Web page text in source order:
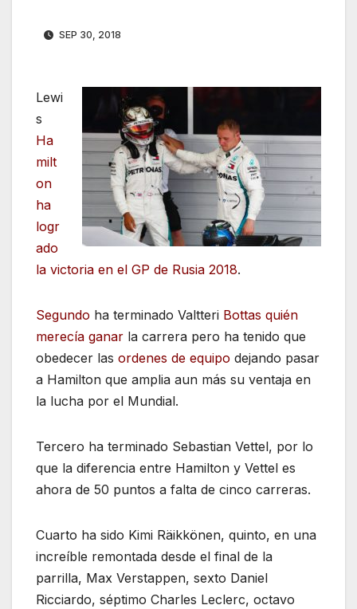
SEP 30, 2018
Lewi
s
Ha
milt
on
ha
logr
ado
la victoria en el GP de Rusia 2018.
Segundo ha terminado Valtteri Bottas quién
merecía ganar la carrera pero ha tenido que
obedecer las ordenes de equipo dejando pasar
a Hamilton que amplia aun más su ventaja en
la lucha por el Mundial.
Tercero ha terminado Sebastian Vettel, por lo
que la diferencia entre Hamilton y Vettel es
ahora de 50 puntos a falta de cinco carreras.
Cuarto ha sido Kimi Räikkönen, quinto, en una
increíble remontada desde el final de la
parrilla, Max Verstappen, sexto Daniel
Ricciardo, séptimo Charles Leclerc, octavo